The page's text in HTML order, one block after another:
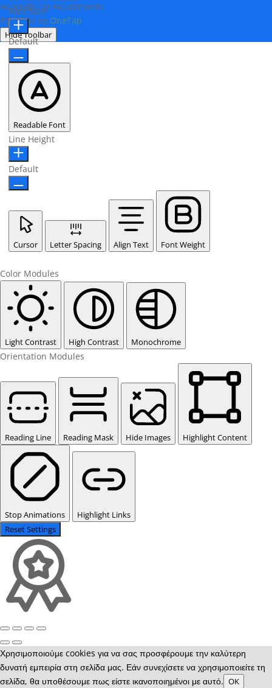
Accessibility Adjustments
Powered by OneTap
Hide Toolbar
Font Size
Default
Readable Font
Line Height
Default
Cursor Letter Spacing Align Text Font Weight
Color Modules
Light Contrast High Contrast Monochrome
Orientation Modules
Reading Line Reading Mask Hide Images Highlight Content
Stop Animations
Highlight Links
Reset Settings
Χρησιμοποιούμε cookies για να σας προσφέρουμε την καλύτερη
δυνατή εμπειρία στη σελίδα μας. Εάν συνεχίσετε να χρησιμοποιείτε τη
σελίδα, θα υποθέσουμε πως είστε ικανοποιημένοι με αυτό. OK